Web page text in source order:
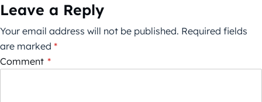
Leave a Reply
Your email address will not be published. Required fields
are marked *
Comment *